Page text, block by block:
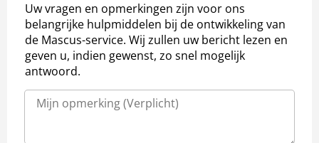
Uw vragen en opmerkingen zijn voor ons
belangrijke hulpmiddelen bij de ontwikkeling van
de Mascus-service. Wij zullen uw bericht lezen en
geven u, indien gewenst, zo snel mogelijk
antwoord.